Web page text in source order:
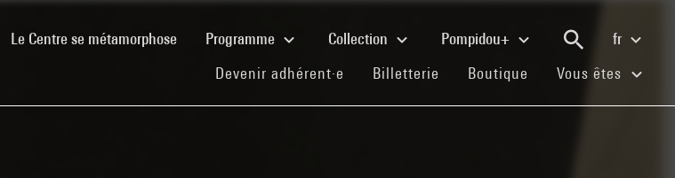
Le Centre se métamorphose(current)Programme Collection Pompidou+
fr
Devenir adhérent·e (current)
Billetterie (current)
Boutique (current)
Vous êtes